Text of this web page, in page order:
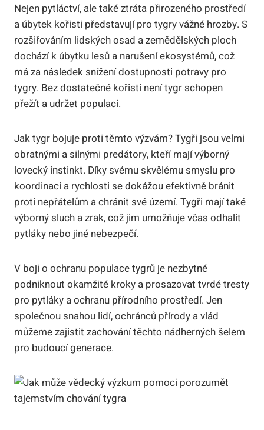
Nejen pytláctví, ale také ztráta přirozeného prostředí
a úbytek kořisti představují pro tygry vážné hrozby. S
rozšiřováním lidských osad a zemědělských ploch
dochází k úbytku lesů a narušení ekosystémů, což
má za následek snížení dostupnosti potravy pro
tygry. Bez dostatečné kořisti není tygr schopen
přežít a udržet populaci.
Jak tygr bojuje proti těmto výzvám? Tygři jsou velmi
obratnými a silnými predátory, kteří mají výborný
lovecký instinkt. Díky svému skvělému smyslu pro
koordinaci a rychlosti se dokážou efektivně bránit
proti nepřátelům a chránit své území. Tygři mají také
výborný sluch a zrak, což jim umožňuje včas odhalit
pytláky nebo jiné nebezpečí.
V boji o ochranu populace tygrů je nezbytné
podniknout okamžité kroky a prosazovat tvrdé tresty
pro pytláky a ochranu přírodního prostředí. Jen
společnou snahou lidí, ochránců přírody a vlád
můžeme zajistit zachování těchto nádherných šelem
pro budoucí generace.